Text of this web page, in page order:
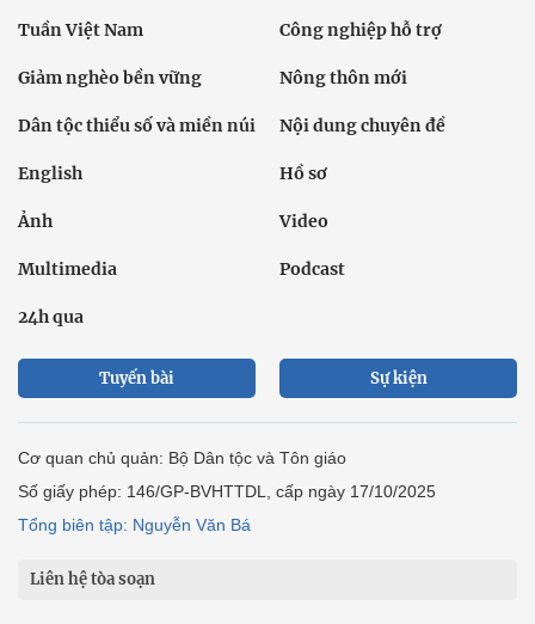
Tuần Việt Nam Công nghiệp hỗ trợ
Giảm nghèo bền vững Nông thôn mới
Dân tộc thiểu số và miền núi Nội dung chuyên đề
English Hồ sơ
Ảnh Video
Multimedia Podcast
24h qua
Tuyến bài Sự kiện
Cơ quan chủ quản: Bộ Dân tộc và Tôn giáo
Số giấy phép: 146/GP-BVHTTDL, cấp ngày 17/10/2025
Tổng biên tập: Nguyễn Văn Bá
Liên hệ tòa soạn